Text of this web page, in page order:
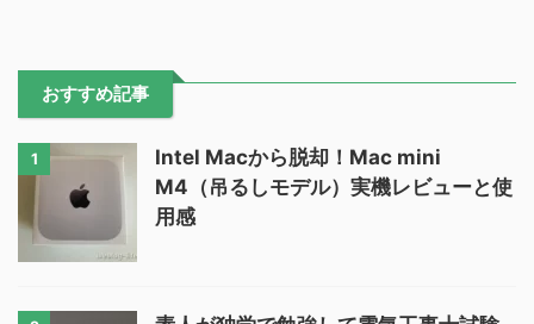
おすすめ記事
1
Intel Macから脱却！Mac mini
M4（吊るしモデル）実機レビューと使
用感